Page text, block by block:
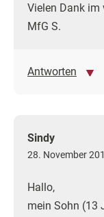
Vielen Dank im
MfG S.
Antworten
Sindy
28. November
Hallo,
mein Sohn (13